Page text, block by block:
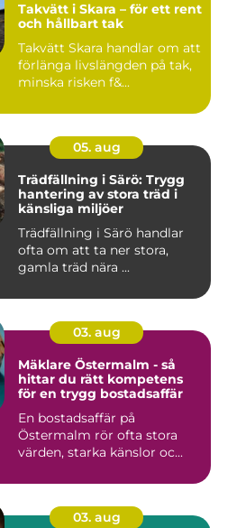
Takvätt i Skara – för ett rent
och hållbart tak
Takvätt Skara handlar om att
förlänga livslängden på tak,
minska risken f&...
05. aug
Trädfällning i Särö: Trygg
hantering av stora träd i
känsliga miljöer
Trädfällning i Särö handlar
ofta om att ta ner stora,
gamla träd nära ...
03. aug
Mäklare Östermalm - så
hittar du rätt kompetens
för en trygg bostadsaffär
En bostadsaffär på
Östermalm rör ofta stora
värden, starka känslor oc...
03. aug